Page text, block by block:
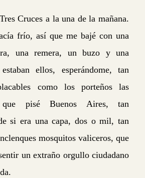
Cruces a la una de la mañana.
frío, así que me bajé con una
una remera, un buzo y una
ellos, esperándome, tan
como los porteños las
pisé Buenos Aires, tan
si era una capa, dos o mil, tan
mosquitos valiceros, que
un extraño orgullo ciudadano